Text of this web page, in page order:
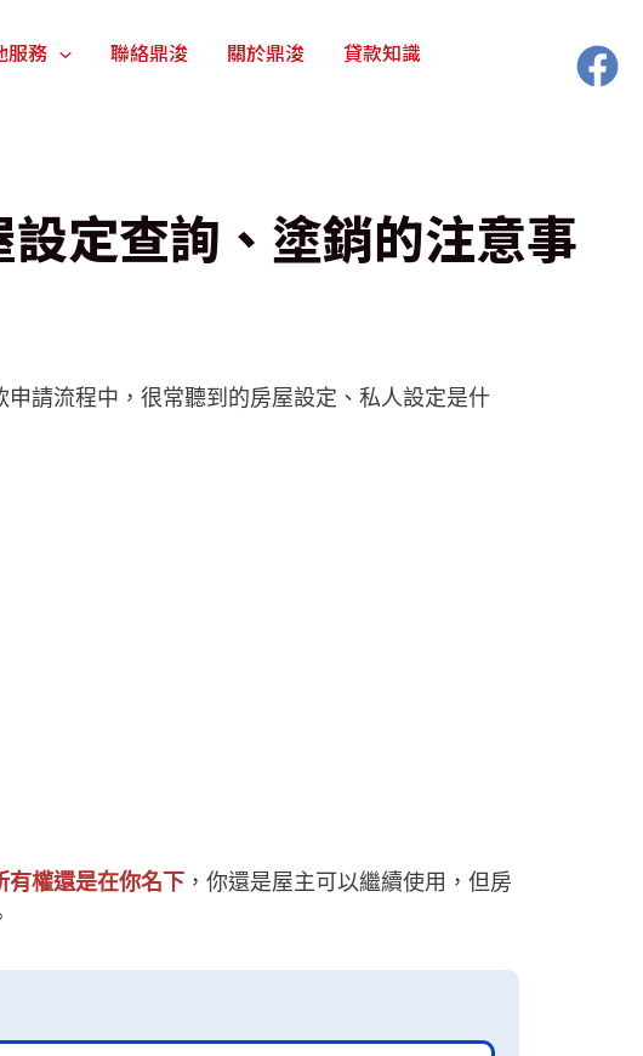
服務 聯絡鼎浚 關於鼎浚
貸款知識
定查詢、塗銷的注意事
請流程中，很常聽到的房屋設定、私人設定是什
有權還是在你名下 ，你還是屋主可以繼續使用，但房